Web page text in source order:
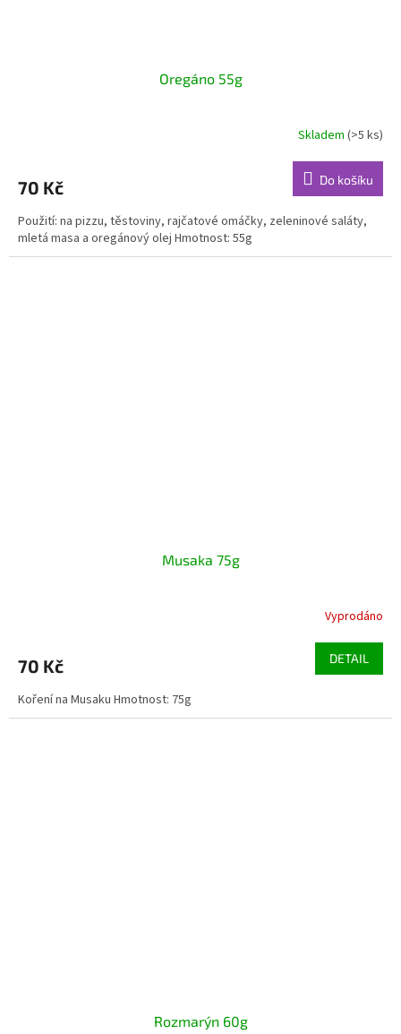
Oregáno 55g
Skladem (>5 ks)
70 Kč Do košíku
Použití: na pizzu, těstoviny, rajčatové omáčky, zeleninové saláty,
mletá masa a oregánový olej Hmotnost: 55g
Musaka 75g
Vyprodáno
70 Kč DETAIL
Koření na Musaku Hmotnost: 75g
Rozmarýn 60g